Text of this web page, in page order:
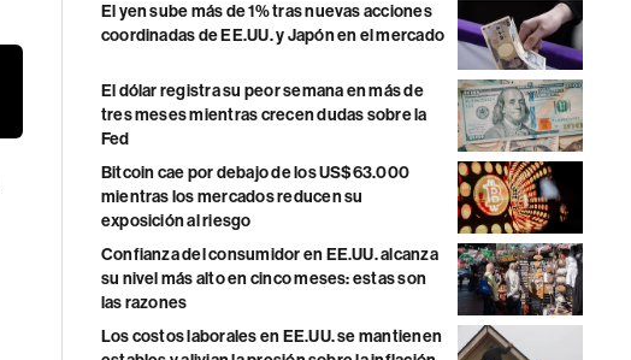
El yen sube más de 1% tras nuevas acciones
coordinadas de EE.UU. y Japón en el mercado
El dólar registra su peor semana en más de
tres meses mientras crecen dudas sobre la
Fed
Bitcoin cae por debajo de los US$63.000
mientras los mercados reducen su
exposición al riesgo
Confianza del consumidor en EE.UU. alcanza
su nivel más alto en cinco meses: estas son
las razones
Los costos laborales en EE.UU. se mantienen